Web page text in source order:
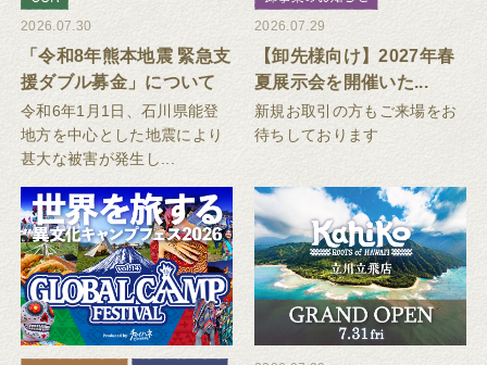
2026.07.30
「令和8年熊本地震 緊急支
援ダブル募金」について
令和6年1月1日、石川県能登
地方を中心とした地震により
甚大な被害が発生し...
2026.07.29
【卸先様向け】2027年春
夏展示会を開催いた...
新規お取引の方もご来場をお
待ちしております